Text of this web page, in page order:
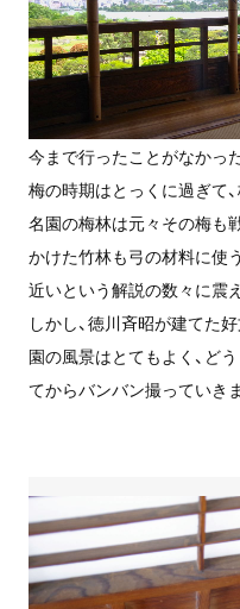
今まで行ったことがなかっ
梅の時期はとっくに過ぎて
名園の梅林は元々その梅も
かけた竹林も弓の材料に使
近いという解説の数々に震
しかし、徳川斉昭が建てた
園の風景はとてもよく、ど
てからバンバン撮っていき